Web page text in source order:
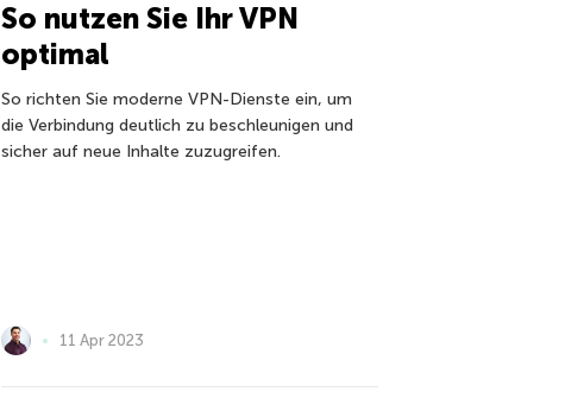
So nutzen Sie Ihr VPN
optimal
So richten Sie moderne VPN-Dienste ein, um
die Verbindung deutlich zu beschleunigen und
sicher auf neue Inhalte zuzugreifen.
11 Apr 2023